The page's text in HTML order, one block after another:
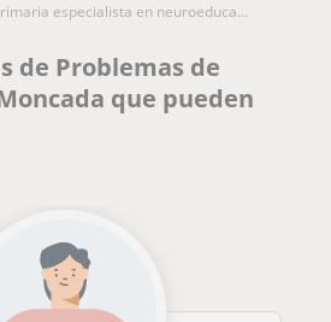
especialista en neuroeduca...
de Problemas de
que pueden